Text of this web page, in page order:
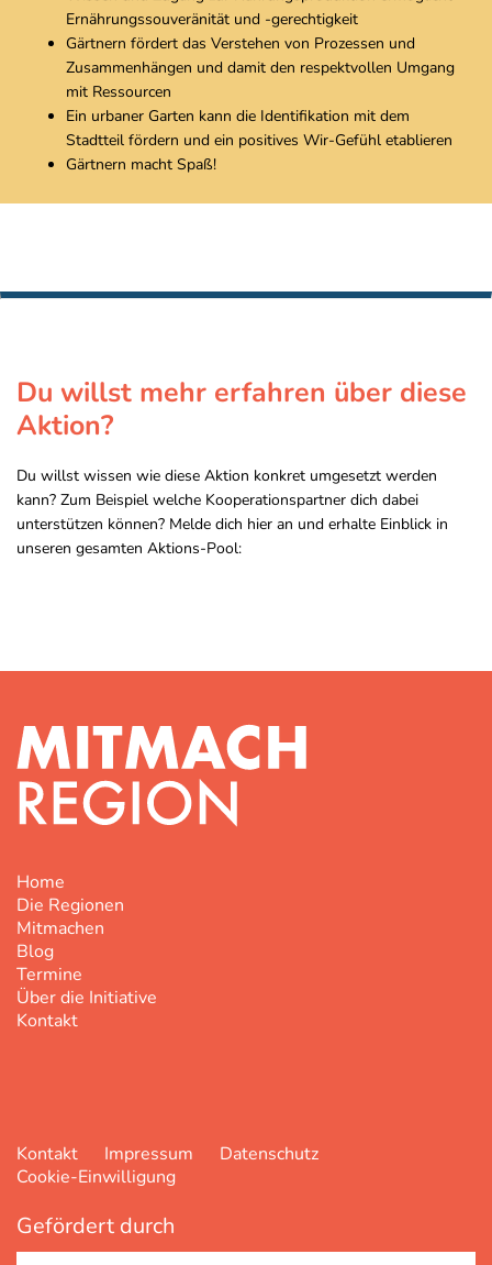
Ernährungssouveränität und -gerechtigkeit
Gärtnern fördert das Verstehen von Prozessen und
Zusammenhängen und damit den respektvollen Umgang
mit Ressourcen
Ein urbaner Garten kann die Identifikation mit dem
Stadtteil fördern und ein positives Wir-Gefühl etablieren
Gärtnern macht Spaß!
Du willst mehr erfahren über diese
Aktion?
Du willst wissen wie diese Aktion konkret umgesetzt werden
kann? Zum Beispiel welche Kooperationspartner dich dabei
unterstützen können? Melde dich hier an und erhalte Einblick in
unseren gesamten Aktions-Pool:
Home
Die Regionen
Mitmachen
Blog
Termine
Über die Initiative
Kontakt
Kontakt Impressum
Datenschutz
Cookie-Einwilligung
Gefördert durch